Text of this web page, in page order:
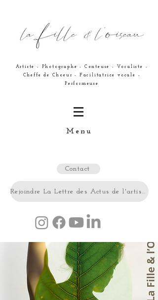
Artiste - Photographe - Conteuse - Vocaliste -
Cheffe de Choeur - Facilitatrice vocale -
Performeuse
Menu
Contact
Rejoindre La Lettre des Actus de l'artiste